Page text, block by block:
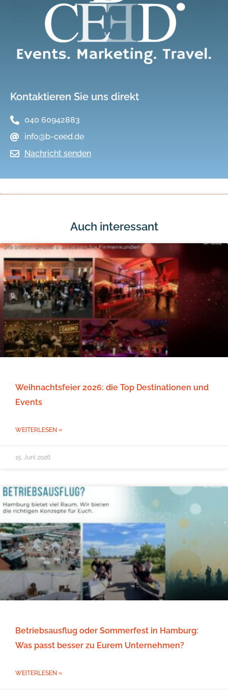
Kontaktieren Sie uns direkt
040 60942883
info@b-ceed.de
Nachricht senden
Auch interessant
Weihnachtsfeier 2026: die Top Destinationen und
Events
WEITERLESEN »
15. Juni 2026
Betriebsausflug oder Sommerfest in Hamburg:
Was passt besser zu Eurem Unternehmen?
WEITERLESEN »